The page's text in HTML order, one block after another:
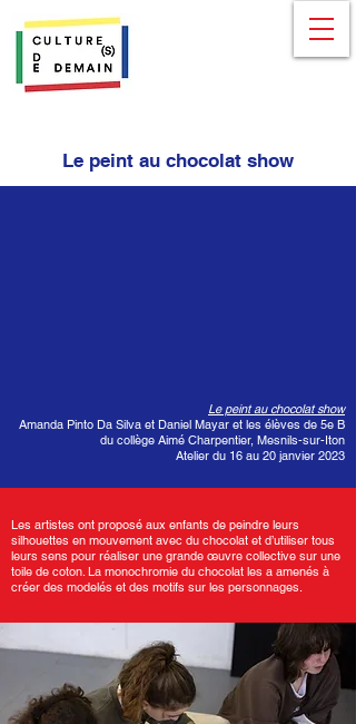
Le peint au chocolat show
Le peint au chocolat show
Amanda Pinto Da Silva et Daniel Mayar et les élèves de 5e B
du collège Aimé Charpentier, Mesnils-sur-Iton
Atelier du 16 au 20 janvier 2023
Les artistes ont proposé aux enfants de peindre leurs
silhouettes en mouvement avec du chocolat et d’utiliser tous
leurs sens pour réaliser une grande œuvre collective sur une
toile de coton. La monochromie du chocolat les a amenés à
créer des modelés et des motifs sur les personnages.